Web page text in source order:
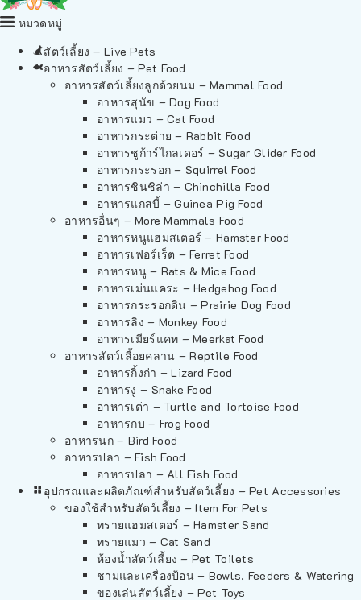
หมวดหมู่
สัตว์เลี้ยง – Live Pets
อาหารสัตว์เลี้ยง – Pet Food
อาหารสัตว์เลี้ยงลูกด้วยนม – Mammal Food
อาหารสุนัข – Dog Food
อาหารแมว – Cat Food
อาหารกระต่าย – Rabbit Food
อาหารชูก้าร์ไกลเดอร์ – Sugar Glider Food
อาหารกระรอก – Squirrel Food
อาหารชินชิล่า – Chinchilla Food
อาหารแกสบี้ – Guinea Pig Food
อาหารอื่นๆ – More Mammals Food
อาหารหนูแฮมสเตอร์ – Hamster Food
อาหารเฟอร์เร็ต – Ferret Food
อาหารหนู – Rats & Mice Food
อาหารเม่นแคระ – Hedgehog Food
อาหารกระรอกดิน – Prairie Dog Food
อาหารลิง – Monkey Food
อาหารเมียร์แคท – Meerkat Food
อาหารสัตว์เลี้อยคลาน – Reptile Food
อาหารกิ้งก่า – Lizard Food
อาหารงู – Snake Food
อาหารเต่า – Turtle and Tortoise Food
อาหารกบ – Frog Food
อาหารนก – Bird Food
อาหารปลา – Fish Food
อาหารปลา – All Fish Food
อุปกรณและผลิตภัณฑ์สำหรับสัตว์เลี้ยง – Pet Accessories
ของใช้สำหรับสัตว์เลี้ยง – Item For Pets
ทรายแฮมสเตอร์ – Hamster Sand
ทรายแมว – Cat Sand
ห้องน้ำสัตว์เลี้ยง – Pet Toilets
ชามและเครื่องป้อน – Bowls, Feeders & Watering
ของเล่นสัตว์เลี้ยง – Pet Toys